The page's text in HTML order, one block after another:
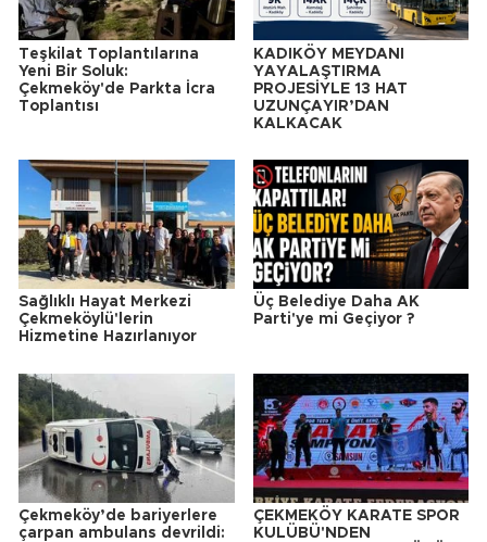
Teşkilat Toplantılarına
Yeni Bir Soluk:
Çekmeköy'de Parkta İcra
Toplantısı
KADIKÖY MEYDANI
YAYALAŞTIRMA
PROJESİYLE 13 HAT
UZUNÇAYIR’DAN
KALKACAK
Sağlıklı Hayat Merkezi
Çekmeköylü'lerin
Hizmetine Hazırlanıyor
Üç Belediye Daha AK
Parti'ye mi Geçiyor ?
Çekmeköy’de bariyerlere
çarpan ambulans devrildi:
ÇEKMEKÖY KARATE SPOR
KULÜBÜ'NDEN